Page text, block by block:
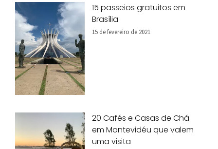
15 passeios gratuitos em
Brasília
15 de fevereiro de 2021
20 Cafés e Casas de Chá
em Montevidéu que valem
uma visita